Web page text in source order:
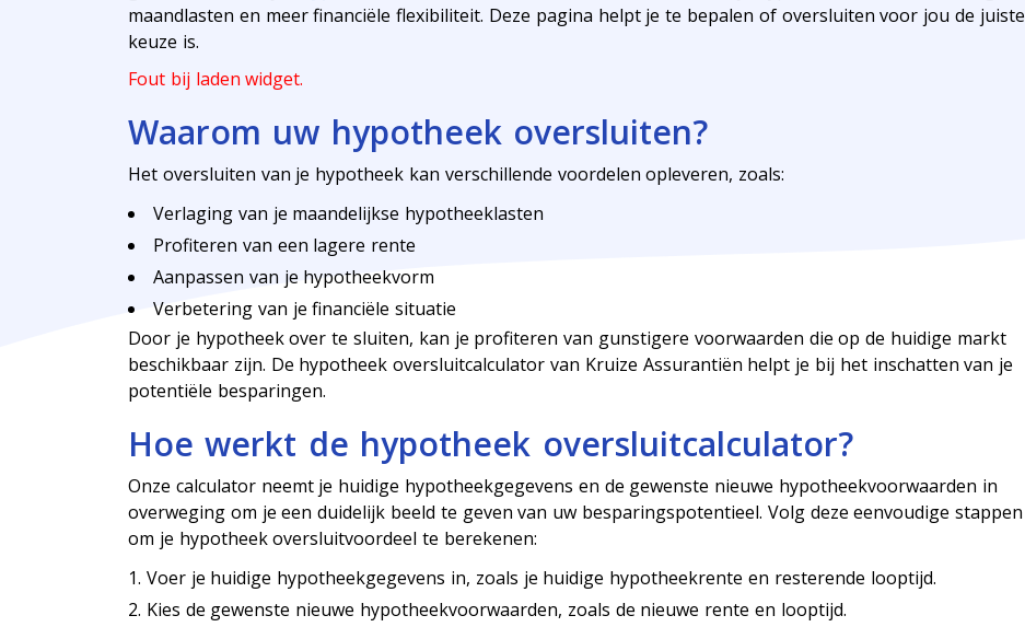
maandlasten en meer financiële flexibiliteit. Deze pagina helpt je te bepalen of oversluiten voor jou de juiste
keuze is.
Fout bij laden widget.
Waarom uw hypotheek oversluiten?
Het oversluiten van je hypotheek kan verschillende voordelen opleveren, zoals:
Verlaging van je maandelijkse hypotheeklasten
Profiteren van een lagere rente
Aanpassen van je hypotheekvorm
Verbetering van je financiële situatie
Door je hypotheek over te sluiten, kan je profiteren van gunstigere voorwaarden die op de huidige markt
beschikbaar zijn. De hypotheek oversluitcalculator van Kruize Assurantiën helpt je bij het inschatten van je
potentiële besparingen.
Hoe werkt de hypotheek oversluitcalculator?
Onze calculator neemt je huidige hypotheekgegevens en de gewenste nieuwe hypotheekvoorwaarden in
overweging om je een duidelijk beeld te geven van uw besparingspotentieel. Volg deze eenvoudige stappen
om je hypotheek oversluitvoordeel te berekenen:
Voer je huidige hypotheekgegevens in, zoals je huidige hypotheekrente en resterende looptijd.
Kies de gewenste nieuwe hypotheekvoorwaarden, zoals de nieuwe rente en looptijd.